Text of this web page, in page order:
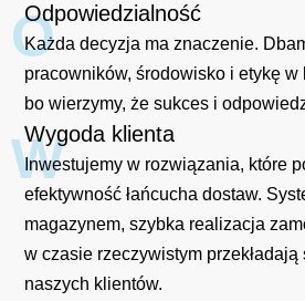
O
Odpowiedzialność
Każda decyzja ma znaczenie.
pracowników, środowisko i etykę w
bo wierzymy, że sukces i
W
Wygoda klienta
Inwestujemy w rozwiązania, które
efektywność łańcucha dostaw.
magazynem, szybka realizacja
w czasie rzeczywistym przekładają
naszych klientów.